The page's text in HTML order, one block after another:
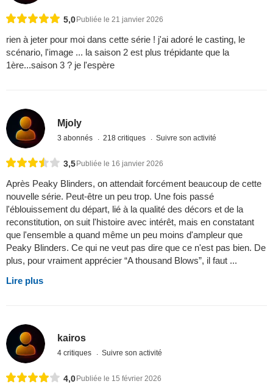
5,0 Publiée le 21 janvier 2026
rien à jeter pour moi dans cette série ! j'ai adoré le casting, le
scénario, l'image ... la saison 2 est plus trépidante que la
1ère...saison 3 ? je l'espère
Mjoly
3 abonnés 218 critiques Suivre son activité
3,5Publiée le 16 janvier 2026
Après Peaky Blinders, on attendait forcément beaucoup de cette
nouvelle série. Peut-être un peu trop. Une fois passé
l'éblouissement du départ, lié à la qualité des décors et de la
reconstitution, on suit l'histoire avec intérêt, mais en constatant
que l'ensemble a quand même un peu moins d'ampleur que
Peaky Blinders. Ce qui ne veut pas dire que ce n'est pas bien. De
plus, pour vraiment apprécier “A thousand Blows”, il faut ...
Lire plus
kairos
4 critiques Suivre son activité
4,0Publiée le 15 février 2026